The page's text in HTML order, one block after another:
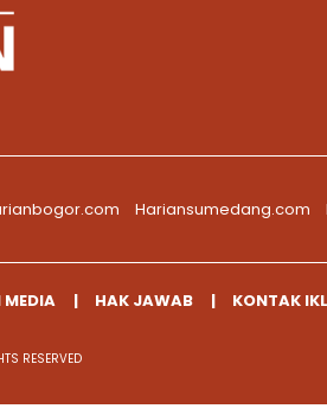
Hariansumedang.com
MEDIA HAK JAWAB KONTAK
RESERVED